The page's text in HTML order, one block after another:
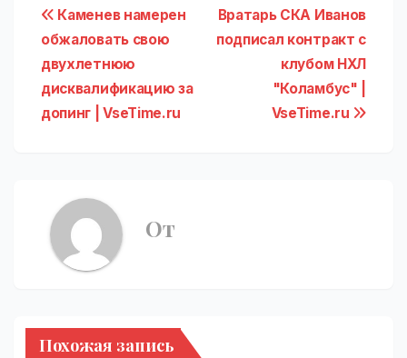
Навигация
по
записям
Вратарь СКА Иванов
подписал контракт с
клубом НХЛ
"Коламбус" |
VseTime.ru
Каменев намерен
обжаловать свою
двухлетнюю
дисквалификацию за
допинг | VseTime.ru
От
Похожая запись